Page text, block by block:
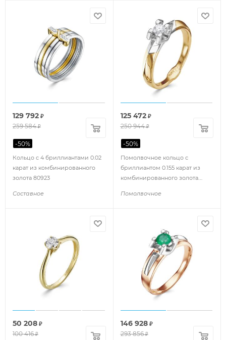
Кольцо с 4 бриллиантами 0.02
карат из комбинированного
золота 80923
Составное
129 792 ₽
259 584₽
-50%
Помолвочное кольцо с
бриллиантом 0.155 карат из
комбинированного золота
Помолвочное
125 472₽
250 944₽
-50%
50 208 ₽
100 416₽
146 928₽
293 856₽